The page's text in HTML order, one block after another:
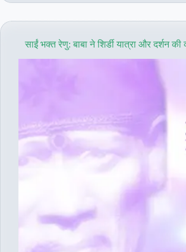
मुँह
साईं भक्त रेणु: बाबा ने शिर्डी यात्रा और दर्शन की